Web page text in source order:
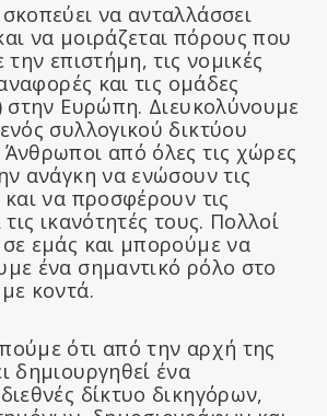
να ανταλλάσσει
να μοιράζεται πόρους που
την επιστήμη, τις νομικές
και τις ομάδες
στην Ευρώπη. Διευκολύνουμε
συλλογικού δικτύου
από όλες τις χώρες
ανάγκη να ενώσουν τις
να προσφέρουν τις
τις ικανότητές τους. Πολλοί
εμάς και μπορούμε να
ένα σημαντικό ρόλο στο
κοντά.
ότι από την αρχή της
δημιουργηθεί ένα
δίκτυο δικηγόρων,